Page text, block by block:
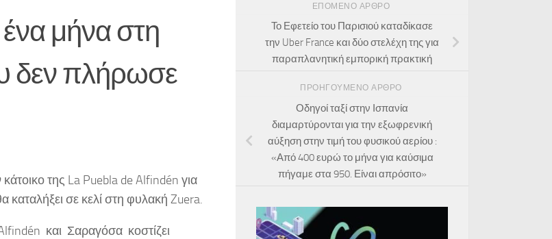
ένα μήνα στη
δεν πλήρωσε
της La Puebla de Alfindén για
σε κελί στη φυλακή Zuera.
και Σαραγόσα κοστίζει
ΕΠΌΜΕΝΟ ΆΡΘΡΟ
Το Εφετείο του Παρισιού καταδίκασε
την Uber France και δύο στελέχη της για
παραπλανητική εμπορική πρακτική
ΠΡΟΗΓΟΎΜΕΝΟ ΆΡΘΡΟ
Οδηγοί ταξί στην Ισπανία
διαμαρτύρονται για την εξωφρενική
αύξηση στην τιμή του φυσικού αερίου :
«Από 400 ευρώ το μήνα για καύσιμα
πήγαμε στα 950. Είναι απρόσιτο»